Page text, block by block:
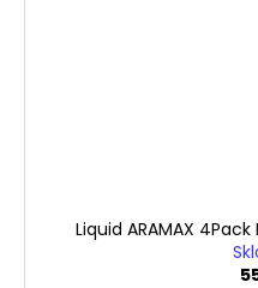
Liquid ARAMAX